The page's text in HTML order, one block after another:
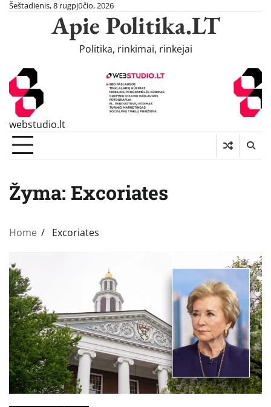
SkipŠeštadienis, 8 rugpjūčio, 2026
Apie Politika.LT
Politika, rinkimai, rinkejai
webstudio.lt
Žyma: Excoriates
Home Excoriates